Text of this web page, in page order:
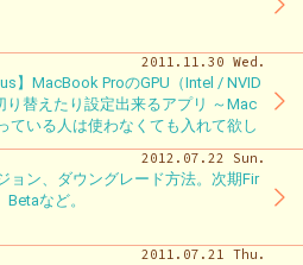
2011.11.30 Wed.
】MacBook ProのGPU（Intel / NVID
り替えたり設定出来るアプリ ～Mac
ている人は使わなくても入れて欲し
2012.07.22 Sun.
ョン、ダウングレード方法。次期Fir
など。
2011.07.21 Thu.